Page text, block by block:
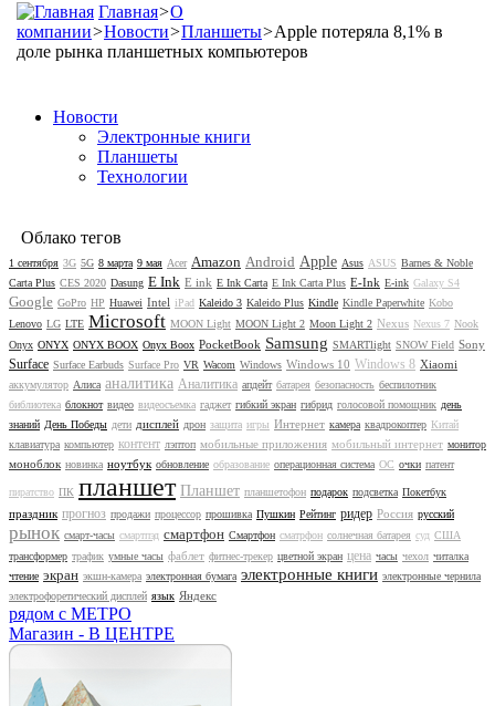
Главная>О
компании>Новости>Планшеты>Apple потеряла 8,1% в
доле рынка планшетных компьютеров
Новости
Электронные книги
Планшеты
Технологии
Облако тегов
1 сентября 3G 5G 8 марта 9 мая Acer Amazon Android Apple Asus ASUS Barnes & Noble
Carta Plus CES 2020 Dasung E Ink E ink E Ink Carta E Ink Carta Plus E-Ink E-ink Galaxy S4
Google GoPro HP Huawei Intel iPad Kaleido 3 Kaleido Plus Kindle Kindle Paperwhite Kobo
Lenovo LG LTE Microsoft MOON Light MOON Light 2 Moon Light 2 Nexus Nexus 7 Nook
Onyx ONYX ONYX BOOX Onyx Boox PocketBook Samsung SMARTlight SNOW Field Sony
Surface Surface Earbuds Surface Pro VR Wacom Windows Windows 10 Windows 8 Xiaomi
аккумулятор Алиса аналитика Аналитика апдейт батарея безопасность беспилотник
библиотека блокнот видео видеосъемка гаджет гибкий экран гибрид голосовой помощник день
знаний День Победы дети дисплей дрон защита игры Интернет камера квадрокоптер Китай
клавиатура компьютер контент лэптоп мобильные приложения мобильный интернет монитор
моноблок новинка ноутбук обновление образование операционная система ОС очки патент
пиратство ПК планшет Планшет планшетофон подарок подсветка Покетбук
праздник прогноз продажи процессор прошивка Пушкин Рейтинг ридер Россия русский
рынок смарт-часы смартпэд смартфон Смартфон сматрфон солнечная батарея суд США
трансформер трафик умные часы фаблет фитнес-трекер цветной экран цена часы чехол читалка
чтение экран экшн-камера электронная бумага электронные книги электронные чернила
электрофоретический дисплей язык Яндекс
рядом с МЕТРО
Магазин - В ЦЕНТРЕ